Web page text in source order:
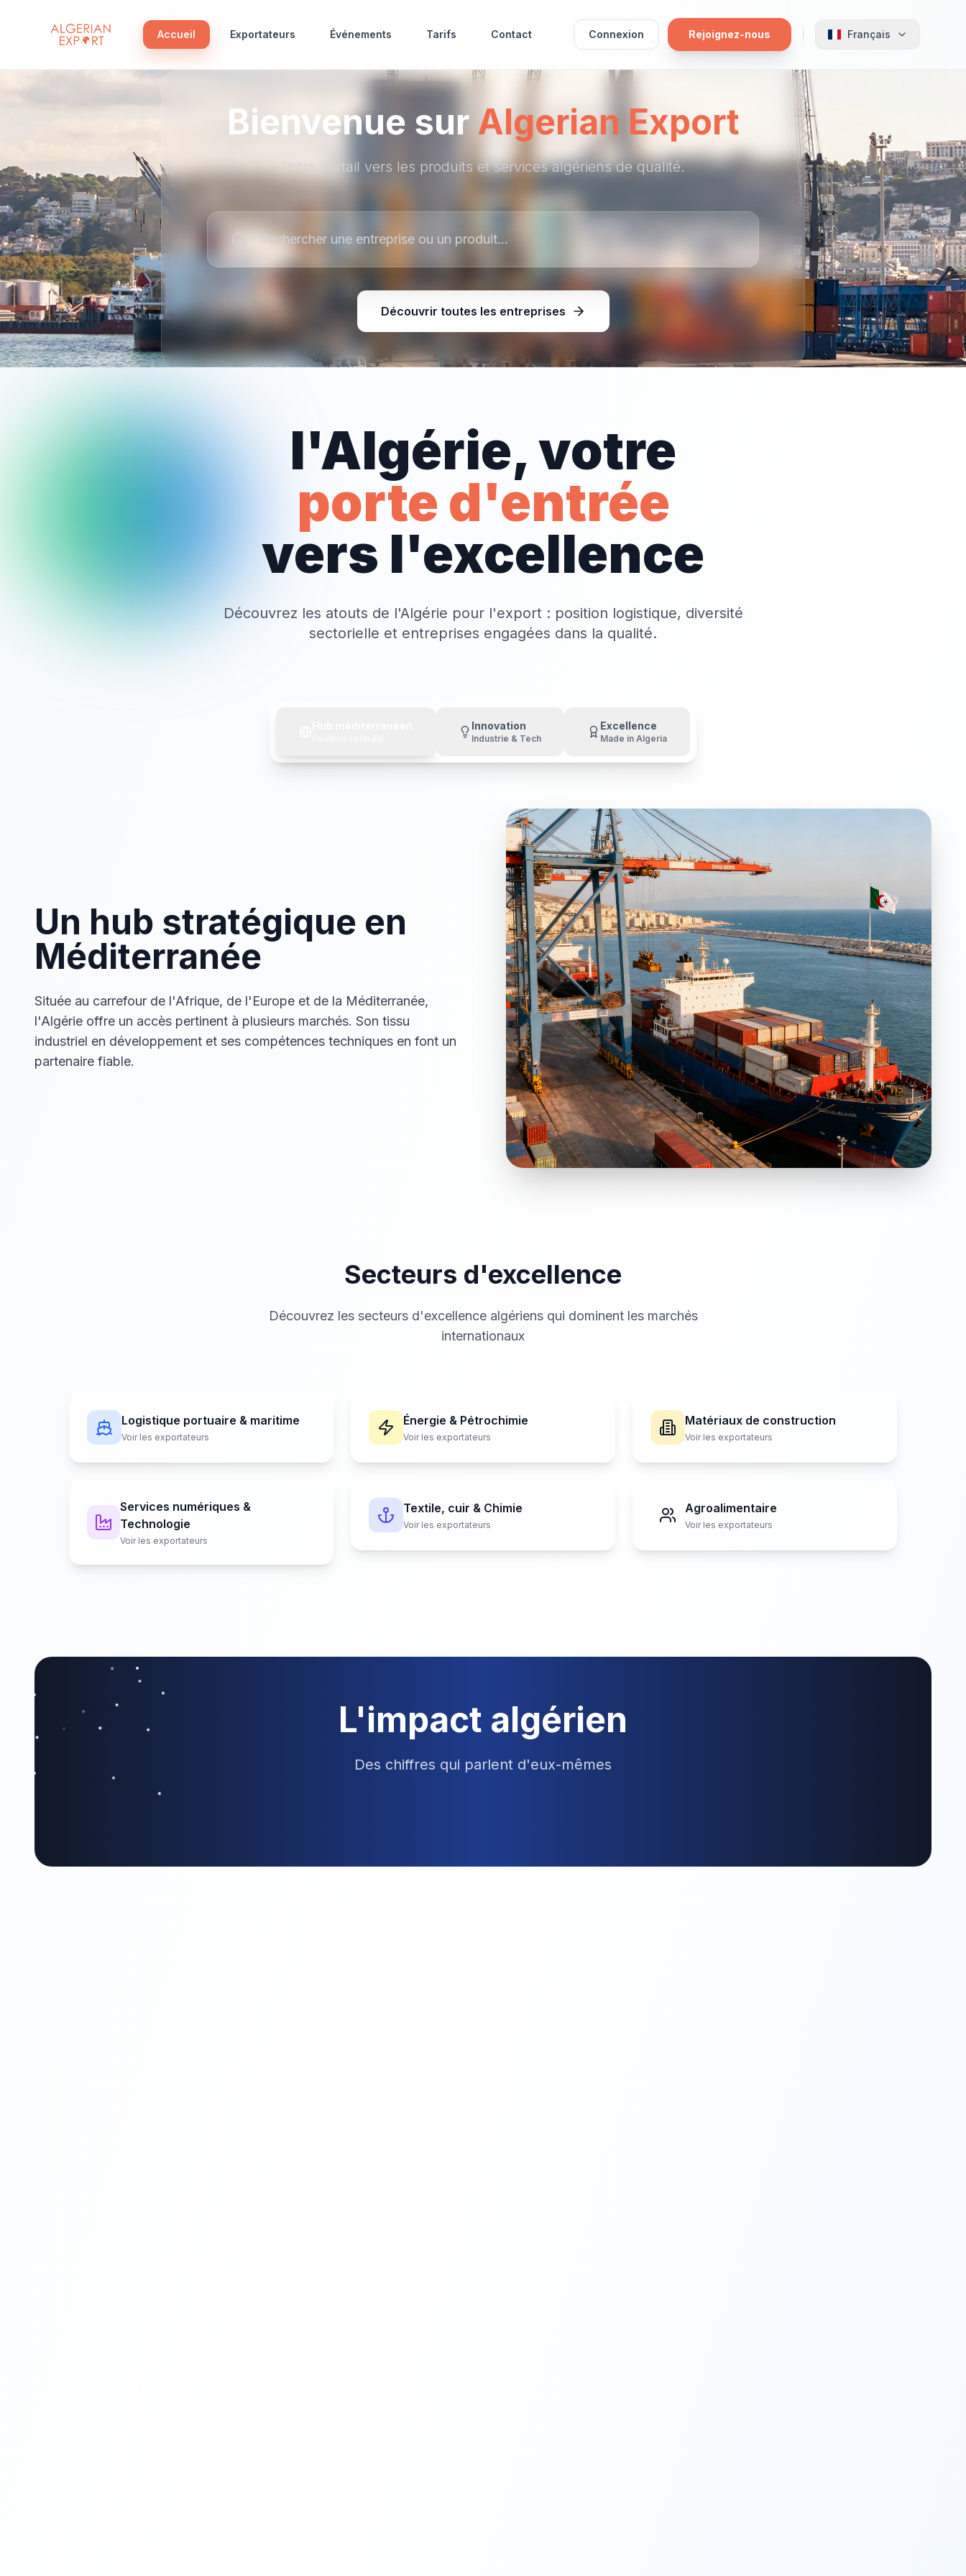
Accueil Exportateurs Événements Tarifs Contact Connexion Rejoignez-nous Français
Bienvenue sur Algerian Export
Votre portail vers les produits et services algériens de qualité.
Découvrir toutes les entreprises
l'Algérie, votre
porte d'entrée
vers l'excellence
Découvrez les atouts de l'Algérie pour l'export : position logistique, diversité
sectorielle et entreprises engagées dans la qualité.
Innovation
Industrie & Tech
Excellence
Made in Algeria
Un hub stratégique en
Méditerranée
Située au carrefour de l'Afrique, de l'Europe et de la Méditerranée,
l'Algérie offre un accès pertinent à plusieurs marchés. Son tissu
industriel en développement et ses compétences techniques en font un
partenaire fiable.
Secteurs d'excellence
Découvrez les secteurs d'excellence algériens qui dominent les marchés
internationaux
Logistique portuaire & maritime
Voir les exportateurs
Énergie & Pétrochimie
Voir les exportateurs
Matériaux de construction
Voir les exportateurs
Services numériques &
Technologie
Voir les exportateurs
Textile, cuir & Chimie
Voir les exportateurs
Agroalimentaire
Voir les exportateurs
L'impact algérien
Des chiffres qui parlent d'eux-mêmes